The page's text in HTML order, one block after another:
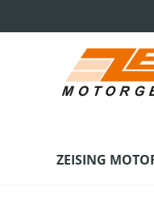
ZEISING